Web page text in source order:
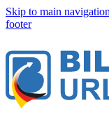
Skip to main navigation
footer